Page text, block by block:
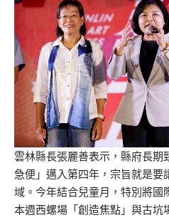
雲林縣長張麗善表示，縣府長期
急便」邁入第四年，宗旨就是要
域。今年結合兒童月，特別將國
本週西螺場「創造焦點」與古坑